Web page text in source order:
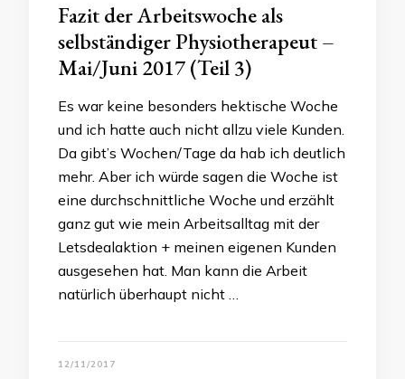
Fazit der Arbeitswoche als
selbständiger Physiotherapeut –
Mai/Juni 2017 (Teil 3)
Es war keine besonders hektische Woche
und ich hatte auch nicht allzu viele Kunden.
Da gibt’s Wochen/Tage da hab ich deutlich
mehr. Aber ich würde sagen die Woche ist
eine durchschnittliche Woche und erzählt
ganz gut wie mein Arbeitsalltag mit der
Letsdealaktion + meinen eigenen Kunden
ausgesehen hat. Man kann die Arbeit
natürlich überhaupt nicht …
12/11/2017